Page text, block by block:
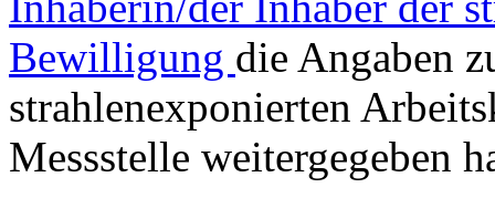
Bewilligung die Angaben
strahlenexponierten
Messstelle weitergegeben